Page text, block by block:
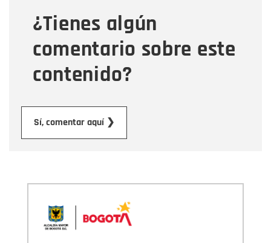
¿Tienes algún
comentario sobre este
contenido?
Sí, comentar aquí ❯
Mensaje